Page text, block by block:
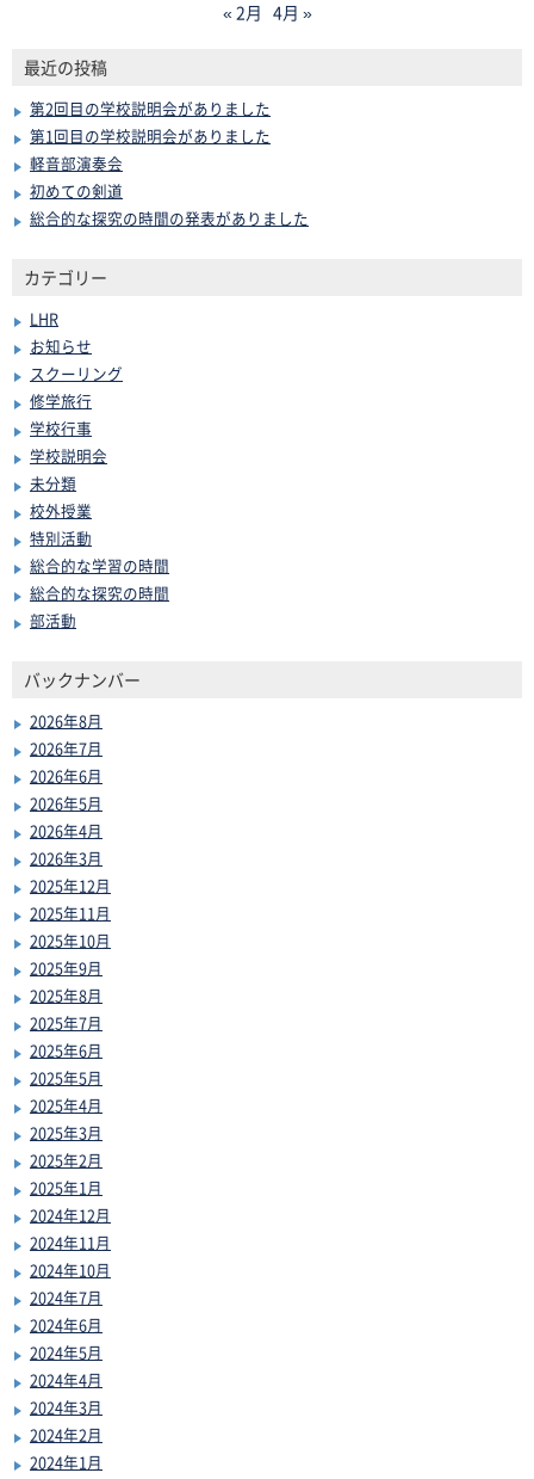
« 2月 4月 »
最近の投稿
第2回目の学校説明会がありました
第1回目の学校説明会がありました
軽音部演奏会
初めての剣道
総合的な探究の時間の発表がありました
カテゴリー
LHR
お知らせ
スクーリング
修学旅行
学校行事
学校説明会
未分類
校外授業
特別活動
総合的な学習の時間
総合的な探究の時間
部活動
バックナンバー
2026年8月
2026年7月
2026年6月
2026年5月
2026年4月
2026年3月
2025年12月
2025年11月
2025年10月
2025年9月
2025年8月
2025年7月
2025年6月
2025年5月
2025年4月
2025年3月
2025年2月
2025年1月
2024年12月
2024年11月
2024年10月
2024年7月
2024年6月
2024年5月
2024年4月
2024年3月
2024年2月
2024年1月